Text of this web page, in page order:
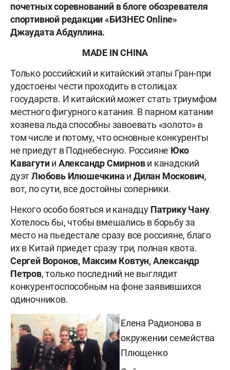
почетных соревнований в блоге обозревателя
спортивной редакции «БИЗНЕС Online»
Джаудата Абдуллина.
MADE IN CHINA
Только российский и китайский этапы Гран-при
удостоены чести проходить в столицах
государств. И китайский может стать триумфом
местного фигурного катания. В парном катании
хозяева льда способны завоевать «золото» в
том числе и потому, что основные конкуренты
не приедут в Поднебесную. Россияне Юко
Кавагутии Александр Смирнови канадский
дуэтЛюбовь Илюшечкина иДилан Москович,
вот, по сути, все достойны соперники.
Некого особо бояться и канадцу Патрику Чану.
Хотелось бы, чтобы вмешались в борьбу за
место на пьедестале сразу все россияне, благо
их в Китай приедет сразу три, полная квота.
Сергей Воронов, Максим Ковтун, Александр
Петров, только последний не выглядит
конкурентоспособным на фоне заявившихся
одиночников.
Елена Радионова в
окружении семейства
Плющенко